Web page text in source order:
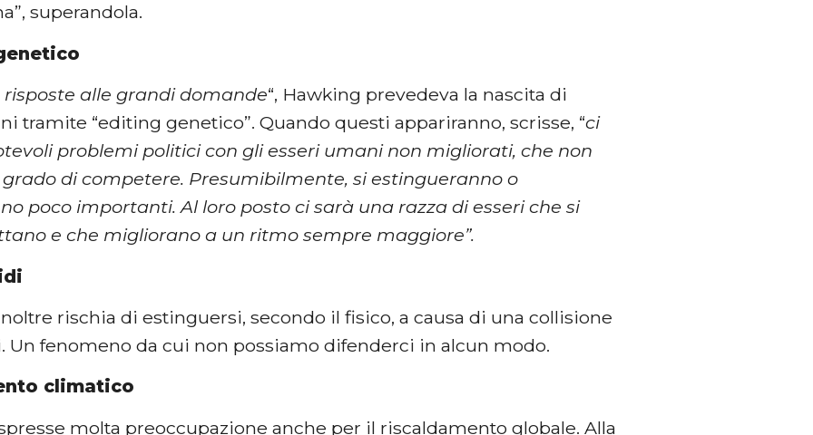
superandola.
risposte alle grandi domande“, Hawking prevedeva la nascita di
tramite “editing genetico”. Quando questi appariranno, scrisse, “ci
problemi politici con gli esseri umani non migliorati, che non
di competere. Presumibilmente, si estingueranno o
poco importanti. Al loro posto ci sarà una razza di esseri che si
e che migliorano a un ritmo sempre maggiore”.
rischia di estinguersi, secondo il fisico, a causa di una collisione
Un fenomeno da cui non possiamo difenderci in alcun modo.
climatico
molta preoccupazione anche per il riscaldamento globale. Alla